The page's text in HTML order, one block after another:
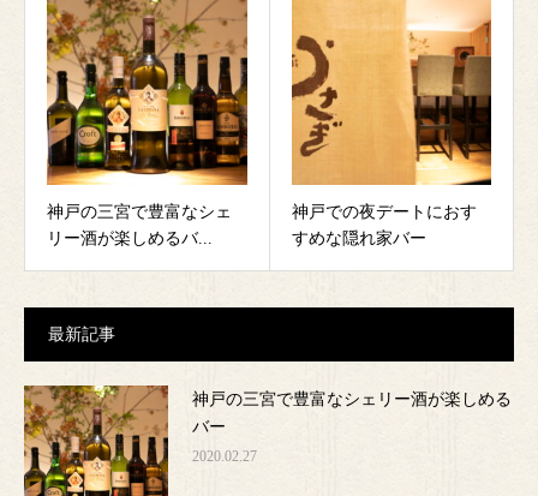
神戸の三宮で豊富なシェ
リー酒が楽しめるバ...
神戸での夜デートにおす
すめな隠れ家バー
最新記事
神戸の三宮で豊富なシェリー酒が楽しめる
バー
2020.02.27